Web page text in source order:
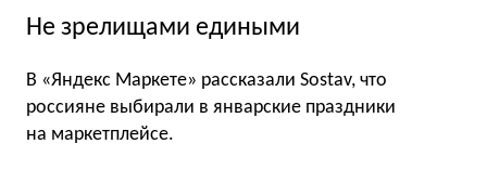
Не зрелищами едиными
В «Яндекс Маркете» рассказали Sostav, что
россияне выбирали в январские праздники
на маркетплейсе.